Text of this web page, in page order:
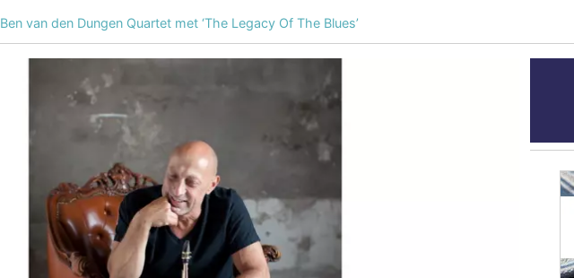
Ben van den Dungen Quartet met ‘The Legacy Of The Blues’